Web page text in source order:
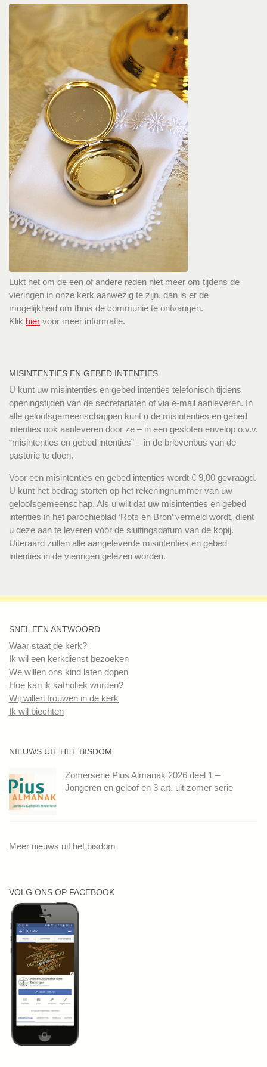
Lukt het om de een of andere reden niet meer om tijdens de
vieringen in onze kerk aanwezig te zijn, dan is er de
mogelijkheid om thuis de communie te ontvangen.
Klik hier voor meer informatie.
MISINTENTIES EN GEBED INTENTIES
U kunt uw misintenties en gebed intenties telefonisch tijdens
openingstijden van de secretariaten of via e-mail aanleveren. In
alle geloofsgemeenschappen kunt u de misintenties en gebed
intenties ook aanleveren door ze – in een gesloten envelop o.v.v.
“misintenties en gebed intenties” – in de brievenbus van de
pastorie te doen.
Voor een misintenties en gebed intenties wordt € 9,00 gevraagd.
U kunt het bedrag storten op het rekeningnummer van uw
geloofsgemeenschap. Als u wilt dat uw misintenties en gebed
intenties in het parochieblad ‘Rots en Bron’ vermeld wordt, dient
u deze aan te leveren vóór de sluitingsdatum van de kopij.
Uiteraard zullen alle aangeleverde misintenties en gebed
intenties in de vieringen gelezen worden.
SNEL EEN ANTWOORD
Waar staat de kerk?
Ik wil een kerkdienst bezoeken
We willen ons kind laten dopen
Hoe kan ik katholiek worden?
Wij willen trouwen in de kerk
Ik wil biechten
NIEUWS UIT HET BISDOM
Zomerserie Pius Almanak 2026 deel 1 –
Jongeren en geloof en 3 art. uit zomer serie
Meer nieuws uit het bisdom
VOLG ONS OP FACEBOOK